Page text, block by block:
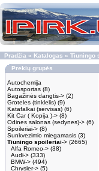
Pradžia » Katalogas » Tiuningo
Prekių grupės
Autochemija
Autosportas (8)
Bagažinės dangtis-> (2)
Groteles (tinklelis) (9)
Katafalkai (servisas) (6)
Kit Car ( Kopija )-> (8)
Odines salonas (sedynes)-> (6)
Spoileriai-> (8)
Sunkvezimio miegamasis (3)
Tiuningo spoileriai-> (2665)
Alfa Romeo-> (38)
Audi-> (333)
BMW-> (494)
Chrysler-> (5)